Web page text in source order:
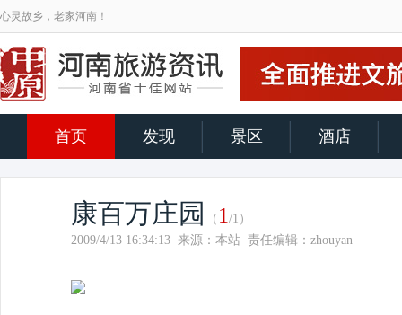
心灵故乡，老家河南！
首页 发现 景区 酒店
康百万庄园 （ 1 /1）
2009/4/13 16:34:13 来源：本站 责任编辑：zhouyan